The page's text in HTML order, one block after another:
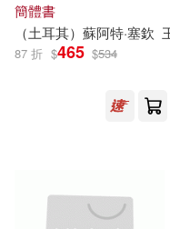
南野海風(15)
光明日報出版社
四川人民出版社
生活‧讀書‧新知三
簡體書
（土耳其） 蘇阿特·塞欽 王
87 折 $465 $534